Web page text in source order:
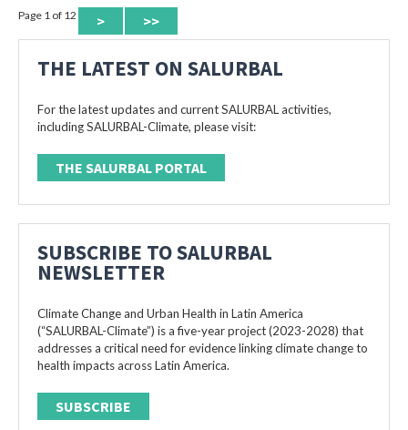
Page 1 of 12 > >>
THE LATEST ON SALURBAL
For the latest updates and current SALURBAL activities,
including SALURBAL-Climate, please visit:
THE SALURBAL PORTAL
SUBSCRIBE TO SALURBAL
NEWSLETTER
Climate Change and Urban Health in Latin America
(“SALURBAL-Climate”) is a five-year project (2023-2028) that
addresses a critical need for evidence linking climate change to
health impacts across Latin America.
SUBSCRIBE